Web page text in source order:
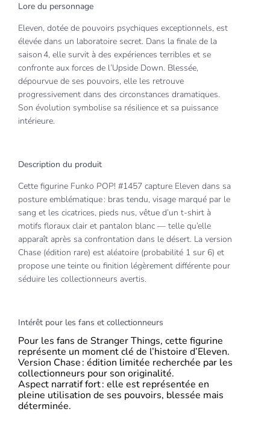
Lore du personnage
Eleven, dotée de pouvoirs psychiques exceptionnels, est
élevée dans un laboratoire secret. Dans la finale de la
saison 4, elle survit à des expériences terribles et se
confronte aux forces de l’Upside Down. Blessée,
dépourvue de ses pouvoirs, elle les retrouve
progressivement dans des circonstances dramatiques.
Son évolution symbolise sa résilience et sa puissance
intérieure.
Description du produit
Cette figurine Funko POP! #1457 capture Eleven dans sa
posture emblématique : bras tendu, visage marqué par le
sang et les cicatrices, pieds nus, vêtue d’un t‑shirt à
motifs floraux clair et pantalon blanc — telle qu’elle
apparaît après sa confrontation dans le désert. La version
Chase (édition rare) est aléatoire (probabilité 1 sur 6) et
propose une teinte ou finition légèrement différente pour
séduire les collectionneurs avertis.
Intérêt pour les fans et collectionneurs
Pour les fans de Stranger Things, cette figurine
représente un moment clé de l’histoire d’Eleven.
Version Chase : édition limitée recherchée par les
collectionneurs pour son originalité.
Aspect narratif fort : elle est représentée en
pleine utilisation de ses pouvoirs, blessée mais
déterminée.